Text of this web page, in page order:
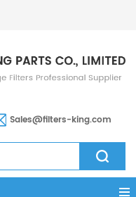
Sales@filters-king.com